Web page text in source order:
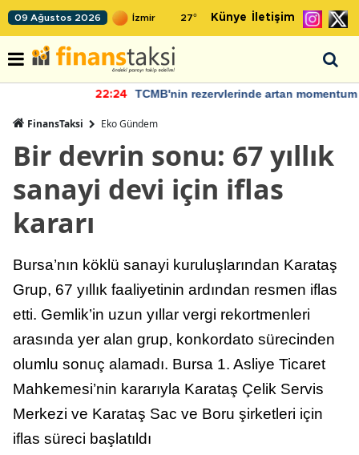
09 Ağustos 2026 27° Künye İletişim
TCMB'nin rezervlerinde artan momentum devam ediyor
FinansTaksi Eko Gündem
Bir devrin sonu: 67 yıllık
sanayi devi için iflas
kararı
Bursa’nın köklü sanayi kuruluşlarından Karataş
Grup, 67 yıllık faaliyetinin ardından resmen iflas
etti. Gemlik’in uzun yıllar vergi rekortmenleri
arasında yer alan grup, konkordato sürecinden
olumlu sonuç alamadı. Bursa 1. Asliye Ticaret
Mahkemesi’nin kararıyla Karataş Çelik Servis
Merkezi ve Karataş Sac ve Boru şirketleri için
iflas süreci başlatıldı